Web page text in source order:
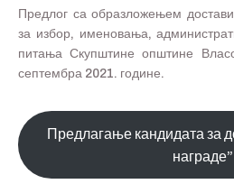
Предлог са образложењем
за избор, именовања,
питања Скупштине општине
септембра 2021. године.
Предлагање кандидата за
награде”